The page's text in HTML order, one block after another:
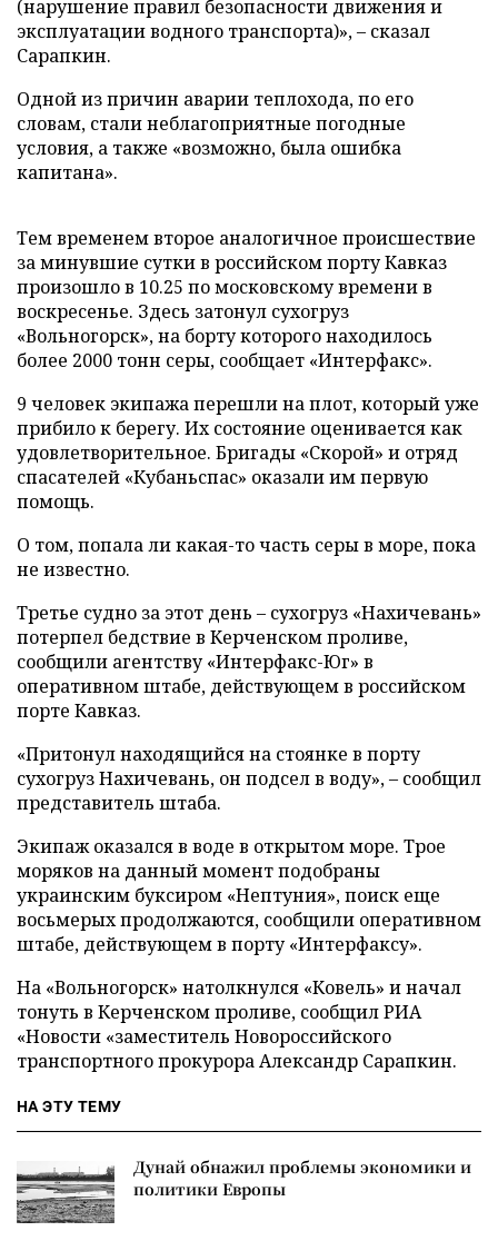
(нарушение правил безопасности движения и
эксплуатации водного транспорта)», – сказал
Сарапкин.
Одной из причин аварии теплохода, по его
словам, стали неблагоприятные погодные
условия, а также «возможно, была ошибка
капитана».
Тем временем второе аналогичное происшествие
за минувшие сутки в российском порту Кавказ
произошло в 10.25 по московскому времени в
воскресенье. Здесь затонул сухогруз
«Вольногорск», на борту которого находилось
более 2000 тонн серы, сообщает «Интерфакс».
9 человек экипажа перешли на плот, который уже
прибило к берегу. Их состояние оценивается как
удовлетворительное. Бригады «Скорой» и отряд
спасателей «Кубаньспас» оказали им первую
помощь.
О том, попала ли какая-то часть серы в море, пока
не известно.
Третье судно за этот день – сухогруз «Нахичевань»
потерпел бедствие в Керченском проливе,
сообщили агентству «Интерфакс-Юг» в
оперативном штабе, действующем в российском
порте Кавказ.
«Притонул находящийся на стоянке в порту
сухогруз Нахичевань, он подсел в воду», – сообщил
представитель штаба.
Экипаж оказался в воде в открытом море. Трое
моряков на данный момент подобраны
украинским буксиром «Нептуния», поиск еще
восьмерых продолжаются, сообщили оперативном
штабе, действующем в порту «Интерфаксу».
На «Вольногорск» натолкнулся «Ковель» и начал
тонуть в Керченском проливе, сообщил РИА
«Новости «заместитель Новороссийского
транспортного прокурора Александр Сарапкин.
НА ЭТУ ТЕМУ
Дунай обнажил проблемы экономики и
политики Европы